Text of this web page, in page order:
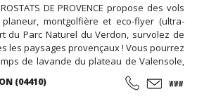
DE PROVENCE propose des vols
montgolfière et eco-flyer (ultra-
du Parc Naturel du Verdon, survolez de
les paysages provençaux ! Vous pourrez
de lavande du plateau de Valensole,
ou les gorges du Verdon tout en
se dessiner à l’horizon… A tout âge,
(04410)